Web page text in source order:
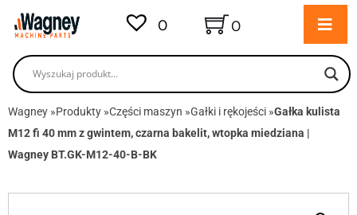
0 0
Wagney »Produkty »Części maszyn »Gałki i rękojeści »Gałka kulista
M12 fi 40 mm z gwintem, czarna bakelit, wtopka miedziana |
Wagney BT.GK-M12-40-B-BK